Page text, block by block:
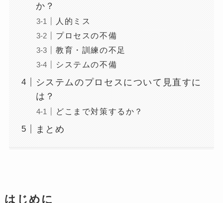
か？
人的ミス
プロセスの不備
教育・訓練の不足
システムの不備
システムのプロセスについて見直すに
は？
どこまで対策するか？
まとめ
はじめに